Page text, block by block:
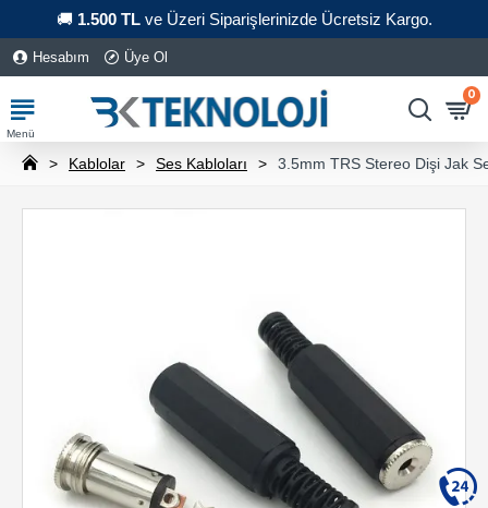
🚚 1.500 TLve Üzeri Siparişlerinizde Ücretsiz Kargo.
Hesabım Üye Ol
0
Kablolar Ses Kabloları 3.5mm TRS Stereo Dişi Jak